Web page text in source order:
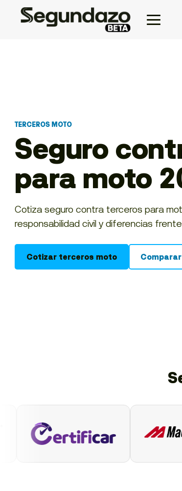
TERCEROS MOTO
Seguro
para moto
Cotiza seguro contra terceros para
responsabilidad civil y diferencias frente
Cotizar terceros moto